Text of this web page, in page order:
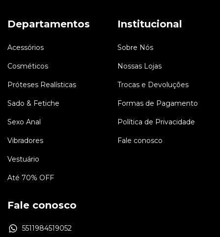
Departamentos
Acessórios
Cosméticos
Próteses Realísticas
Sado & Fetiche
Sexo Anal
Vibradores
Vestuário
Até 70% OFF
Institucional
Sobre Nós
Nossas Lojas
Trocas e Devoluções
Formas de Pagamento
Política de Privacidade
Fale conosco
Fale conosco
5511984519052